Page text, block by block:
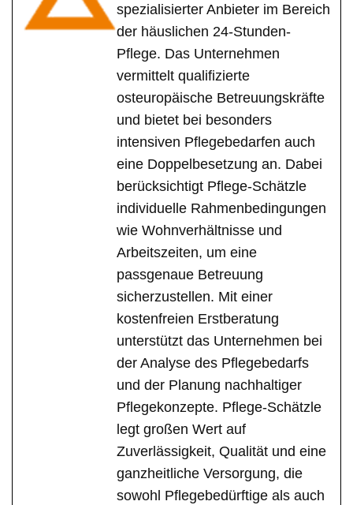
spezialisierter Anbieter im Bereich
der häuslichen 24-Stunden-
Pflege. Das Unternehmen
vermittelt qualifizierte
osteuropäische Betreuungskräfte
und bietet bei besonders
intensiven Pflegebedarfen auch
eine Doppelbesetzung an. Dabei
berücksichtigt Pflege-Schätzle
individuelle Rahmenbedingungen
wie Wohnverhältnisse und
Arbeitszeiten, um eine
passgenaue Betreuung
sicherzustellen. Mit einer
kostenfreien Erstberatung
unterstützt das Unternehmen bei
der Analyse des Pflegebedarfs
und der Planung nachhaltiger
Pflegekonzepte. Pflege-Schätzle
legt großen Wert auf
Zuverlässigkeit, Qualität und eine
ganzheitliche Versorgung, die
sowohl Pflegebedürftige als auch